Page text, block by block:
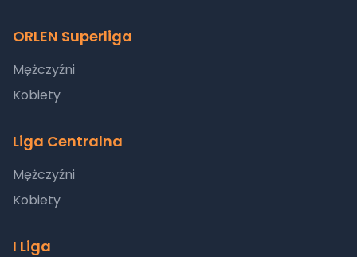
ORLEN Superliga
Mężczyźni
Kobiety
Liga Centralna
Mężczyźni
Kobiety
I Liga